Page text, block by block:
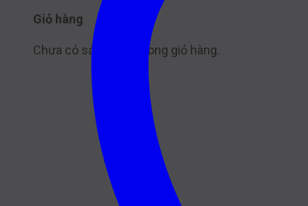
Giỏ hàng
Chưa có sản phẩm trong giỏ hàng.